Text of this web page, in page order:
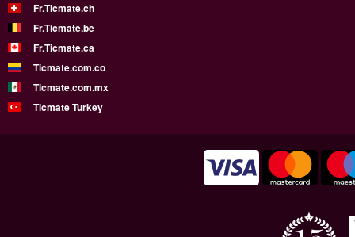
Fr.Ticmate.ch
Fr.Ticmate.be
Fr.Ticmate.ca
Ticmate.com.co
Ticmate.com.mx
Ticmate Turkey